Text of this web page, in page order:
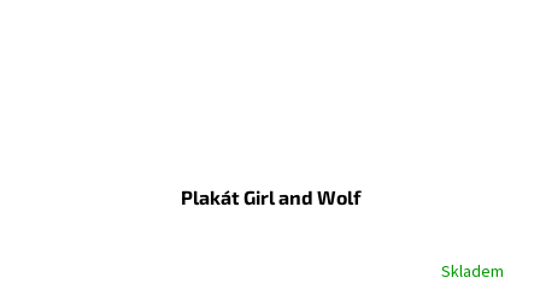
Plakát Girl and Wolf
Skladem